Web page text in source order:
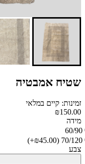
שטיח אמבטיה
זמינות: קיים במלאי
₪150.00
מידה
60/90
70/120
(₪45.00+)
צבע